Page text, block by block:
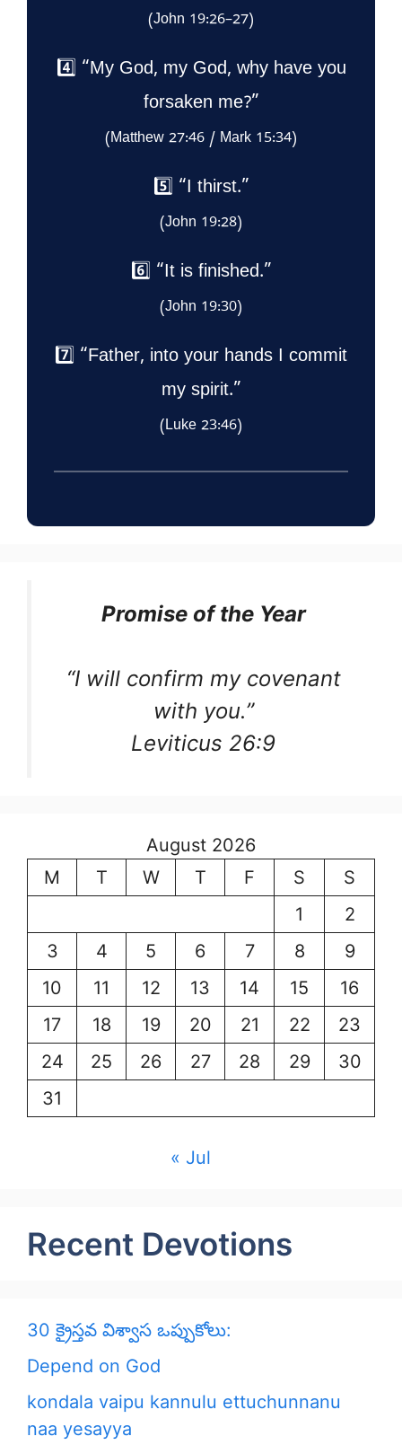
(John 19:26–27)
4️⃣ “My God, my God, why have you
forsaken me?”
(Matthew 27:46 / Mark 15:34)
5️⃣ “I thirst.”
(John 19:28)
6️⃣ “It is finished.”
(John 19:30)
7️⃣ “Father, into your hands I commit
my spirit.”
(Luke 23:46)
Promise of the Year
“I will confirm my covenant
with you.”
Leviticus 26:9
August 2026
M
T W T F S
S
1
2
3
4 5 6 7 8
9
10
11 12 13 14 15
16
17
18 19 20 21 22
23
24
25 26 27 28 29
30
31
« Jul
Recent Devotions
30 క్రైస్తవ విశ్వాస ఒప్పుకోలు:
Depend on God
kondala vaipu kannulu ettuchunnanu
naa yesayya